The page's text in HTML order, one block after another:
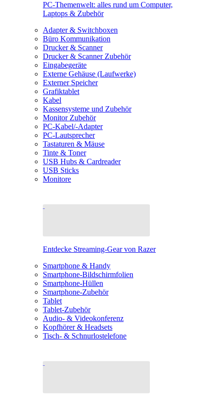
PC-Themenwelt: alles rund um Computer,
Laptops & Zubehör
Adapter & Switchboxen
Büro Kommunikation
Drucker & Scanner
Drucker & Scanner Zubehör
Eingabegeräte
Externe Gehäuse (Laufwerke)
Externer Speicher
Grafiktablet
Kabel
Kassensysteme und Zubehör
Monitor Zubehör
PC-Kabel/-Adapter
PC-Lautsprecher
Tastaturen & Mäuse
Tinte & Toner
USB Hubs & Cardreader
USB Sticks
Monitore
Entdecke Streaming-Gear von Razer
Smartphone & Handy
Smartphone-Bildschirmfolien
Smartphone-Hüllen
Smartphone-Zubehör
Tablet
Tablet-Zubehör
Audio- & Videokonferenz
Kopfhörer & Headsets
Tisch- & Schnurlostelefone